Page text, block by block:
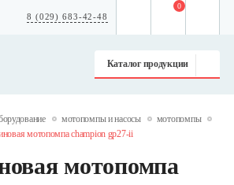
8 (029) 683-42-48
Каталог продукции
0
мотопомпы и насосы
мотопомпы
мотопомпа champion gp27-ii
мотопомпа